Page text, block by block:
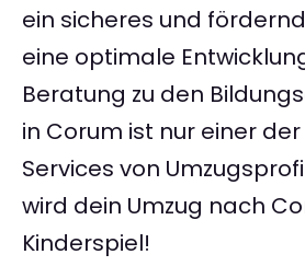
ein sicheres und
eine optimale
Beratung zu den
in Corum ist nur einer
Services von
wird dein Umzug nach
Kinderspiel!